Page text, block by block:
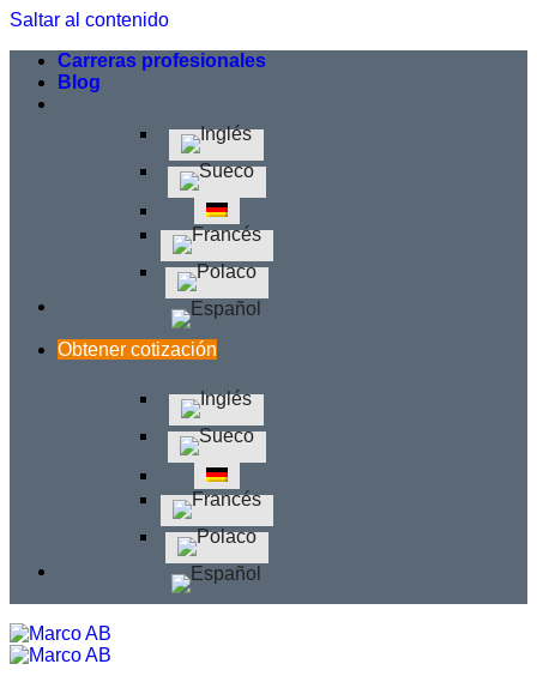
Saltar al contenido
Carreras profesionales
Blog
Obtener cotización